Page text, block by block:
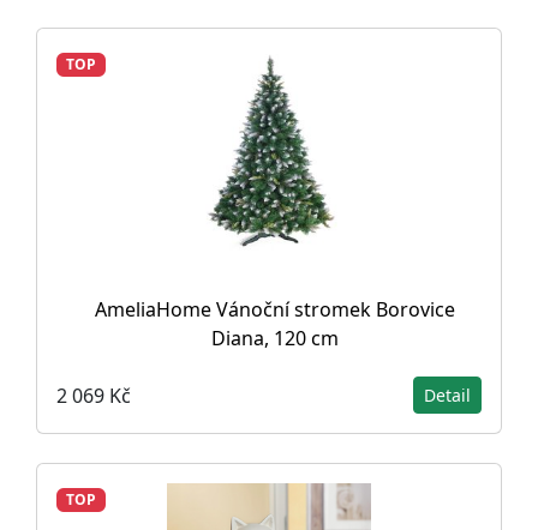
TOP
AmeliaHome Vánoční stromek Borovice
Diana, 120 cm
2 069 Kč Detail
TOP